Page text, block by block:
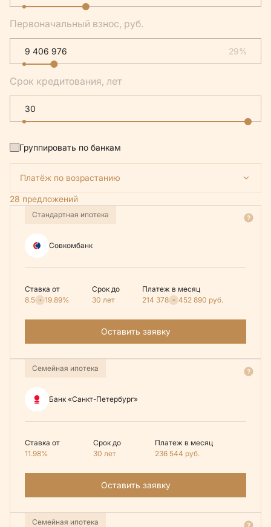
Первоначальный взнос, руб.
29%
Срок кредитования, лет
Группировать по банкам
Платёж по возрастанию
28 предложений
Стандартная ипотека
Совкомбанк
Ставка от
8.5
19.89%
Срок до
30 лет
Платеж в месяц
214 378
452 890 руб.
Оставить заявку
Семейная ипотека
Банк «Санкт-Петербург»
Ставка от
11.98%
Срок до
30 лет
Платеж в месяц
236 544 руб.
Оставить заявку
Семейная ипотека